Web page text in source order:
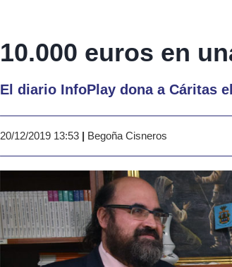
10.000 euros en
El diario InfoPlay dona a Cáritas
20/12/2019 13:53 | Begoña Cisneros